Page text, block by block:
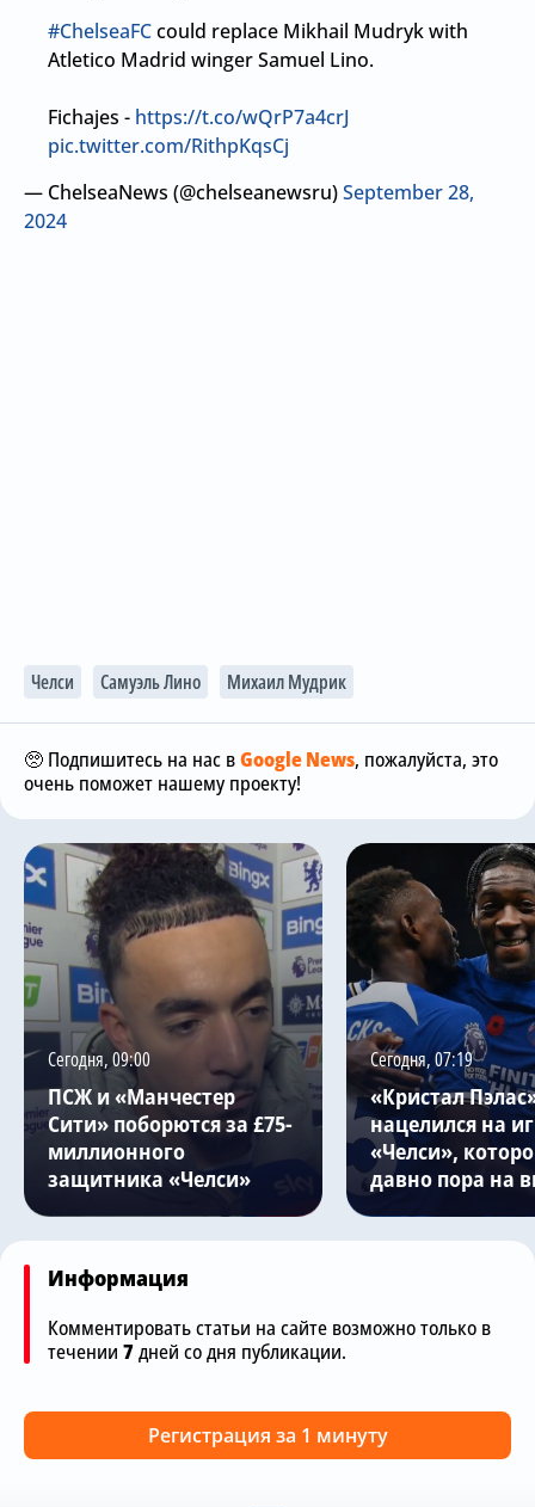
#ChelseaFCcould replace Mikhail Mudryk with
Atletico Madrid winger Samuel Lino.
Fichajes - https://t.co/wQrP7a4crJ
pic.twitter.com/RithpKqsCj
— ChelseaNews (@chelseanewsru)September 28,
2024
Челси Самуэль Лино Михаил Мудрик
🥺 Подпишитесь на нас вGoogle News, пожалуйста, это
очень поможет нашему проекту!
Сегодня, 09:00
ПСЖ и «Манчестер
Сити» поборются за £75-
миллионного
защитника «Челси»
Сегодня, 07:19
«Кристал
нацелился на
«Челси»,
давно пора на
Информация
Комментировать статьи на сайте возможно только в
течении 7дней со дня публикации.
Регистрация за 1 минуту